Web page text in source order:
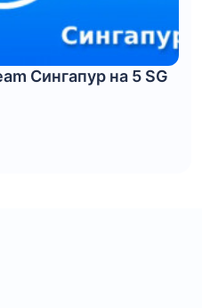
Сингапур на 5 SG